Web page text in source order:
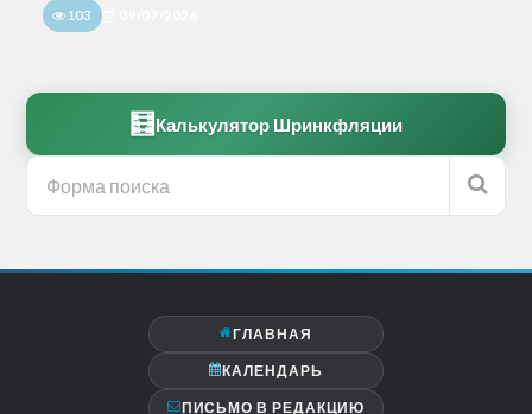
103
🧮 Калькулятор Шринкфляции
ГЛАВНАЯ
КАЛЕНДАРЬ
ПИСЬМО В РЕДАКЦИЮ